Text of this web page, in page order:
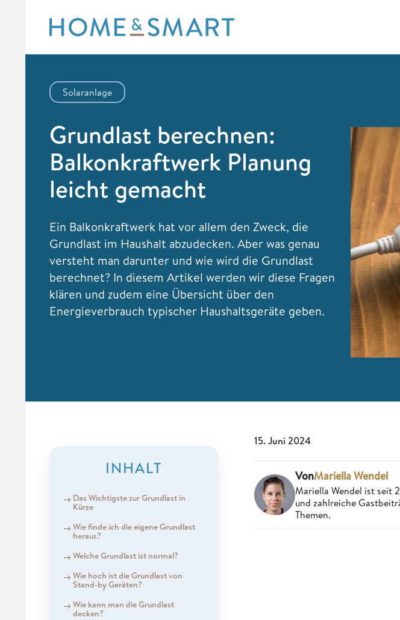
content
Solaranlage
Grundlast berechnen:
Balkonkraftwerk Planung
leicht gemacht
Ein Balkonkraftwerk hat vor allem den Zweck, die
Grundlast im Haushalt abzudecken. Aber was genau
versteht man darunter und wie wird die Grundlast
berechnet? In diesem Artikel werden wir diese Fragen
klären und zudem eine Übersicht über den
Energieverbrauch typischer Haushaltsgeräte geben.
INHALT
Das Wichtigste zur Grundlast in
Kürze
Wie finde ich die eigene Grundlast
heraus?
Welche Grundlast ist normal?
Wie hoch ist die Grundlast von
Stand-by Geräten?
Wie kann man die Grundlast
decken?
15. Juni 2024
VonMariella Wendel
Mariella Wendel ist seit
und zahlreiche
Themen.